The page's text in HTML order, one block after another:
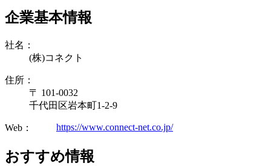
企業基本情報
社名：
(株)コネクト
住所：
〒 101-0032
千代田区岩本町1-2-9
Web： https://www.connect-net.co.jp/
おすすめ情報